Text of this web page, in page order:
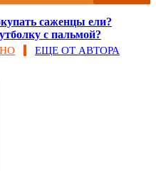
саженцы ели?
с пальмой?
ЕЩЕ ОТ АВТОРА